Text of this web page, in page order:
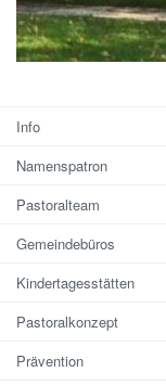
Info
Namenspatron
Pastoralteam
Gemeindebüros
Kindertagesstätten
Pastoralkonzept
Prävention